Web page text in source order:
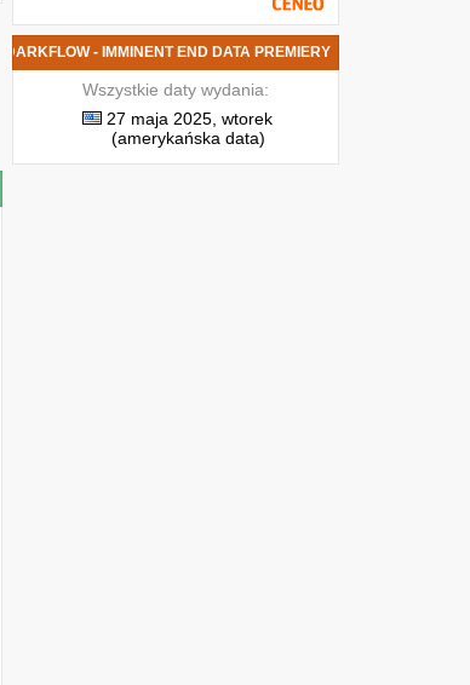
DARKFLOW - IMMINENT END DATA PREMIERY
Wszystkie daty wydania:
27 maja 2025, wtorek
(amerykańska data)